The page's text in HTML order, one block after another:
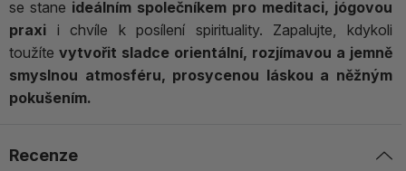
se stane ideálním společníkem pro meditaci, jógovou
praxi i chvíle k posílení spirituality. Zapalujte, kdykoli
toužíte vytvořit sladce orientální, rozjímavou a jemně
smyslnou atmosféru, prosycenou láskou a něžným
pokušením.
Recenze